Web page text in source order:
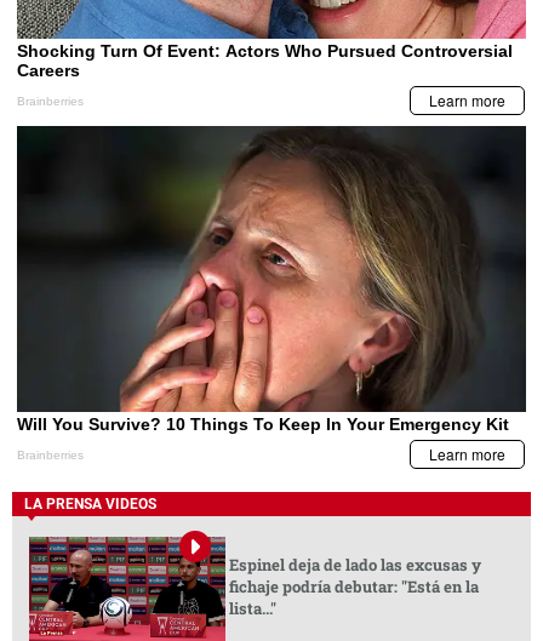
LA PRENSA VIDEOS
Espinel deja de lado las excusas y
fichaje podría debutar: "Está en la
lista..."